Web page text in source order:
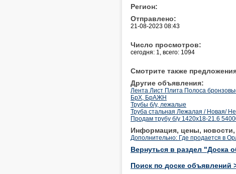
Регион:
Отправлено:
21-08-2023 08:43
Число просмотров:
сегодня: 1, всего: 1094
Смотрите также
Другие объявления:
Лента Лист Плита Полоса
БрХ, БрАЖН
Трубы б/у, лежалые
Труба стальная Лежалая / Новая/
Продам трубу б/у 1420x18-21.6
Информация, цены, новости,
Дополнительно: Где продается в
Вернуться в раздел "Доска
Поиск по доске объявлений